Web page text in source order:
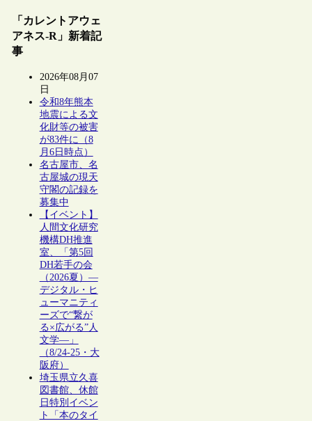
「カレントアウェ
アネス-R」新着記
事
2026年08月07
日
令和8年熊本
地震による文
化財等の被害
が83件に（8
月6日時点）
名古屋市、名
古屋城の現天
守閣の記録を
募集中
【イベント】
人間文化研究
機構DH推進
室、「第5回
DH若手の会
（2026夏）―
デジタル・ヒ
ューマニティ
ーズで“繋が
る×広がる”人
文学―」
（8/24-25・大
阪府）
埼玉県立久喜
図書館、休館
日特別イベン
ト「本のタイ